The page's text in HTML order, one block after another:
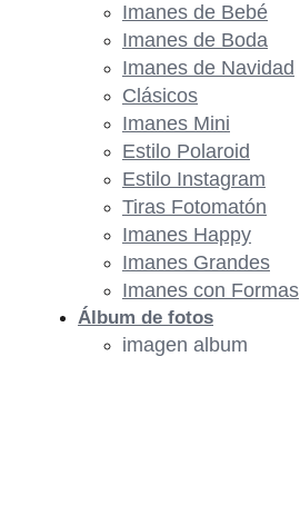
Imanes de Bebé
Imanes de Boda
Imanes de Navidad
Clásicos
Imanes Mini
Estilo Polaroid
Estilo Instagram
Tiras Fotomatón
Imanes Happy
Imanes Grandes
Imanes con Formas
Álbum de fotos
imagen album